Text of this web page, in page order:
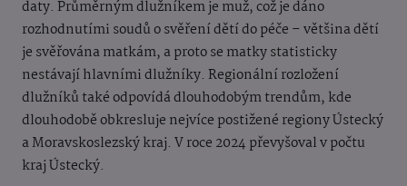
daty. Průměrným dlužníkem je muž, což je dáno
rozhodnutími soudů o svěření dětí do péče – většina dětí
je svěřována matkám, a proto se matky statisticky
nestávají hlavními dlužníky. Regionální rozložení
dlužníků také odpovídá dlouhodobým trendům, kde
dlouhodobě obkresluje nejvíce postižené regiony Ústecký
a Moravskoslezský kraj. V roce 2024 převyšoval v počtu
kraj Ústecký.